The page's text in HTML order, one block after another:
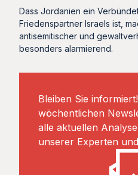
Dass Jordanien ein
Friedenspartner Israels ist,
antisemitischer und
besonders alarmierend.
Bleiben Sie
wöchentlichen
alle aktuellen
unserer Experten